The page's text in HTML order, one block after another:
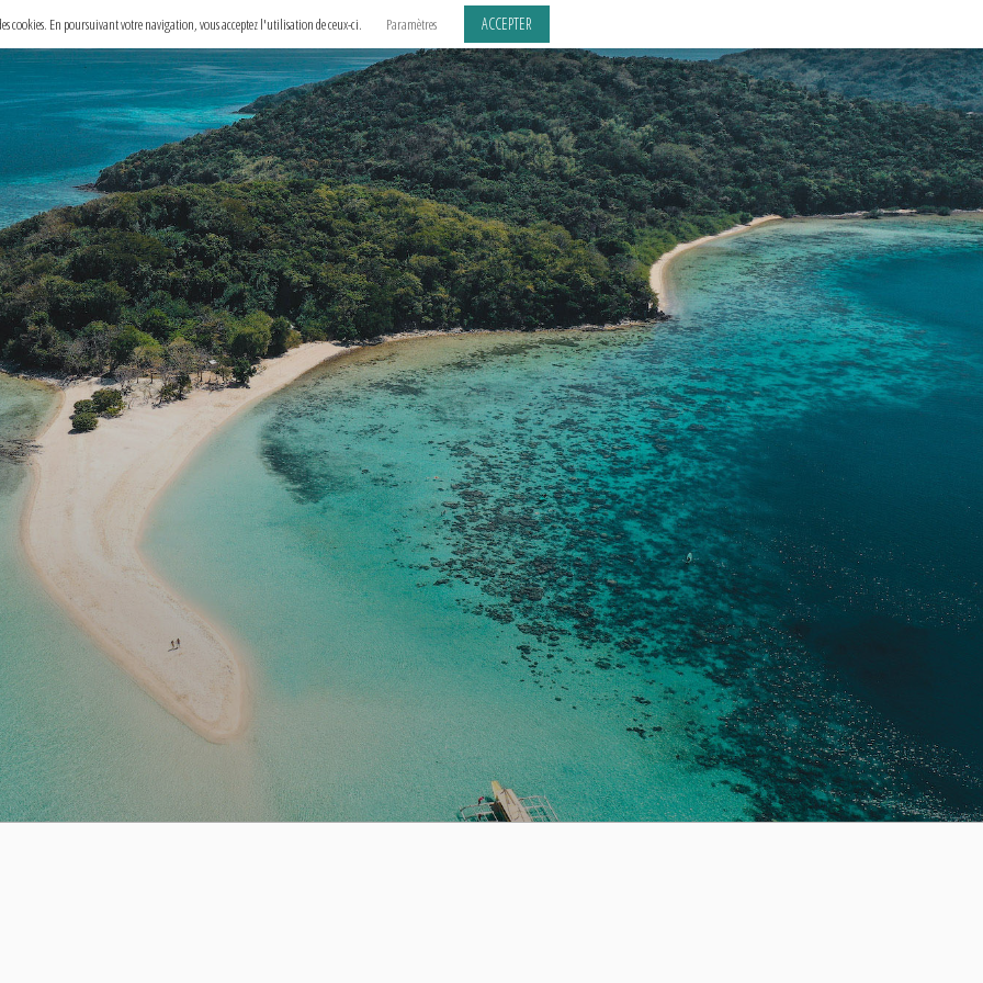
cookies. En poursuivant votre navigation, vous acceptez l'utilisation de ceux-ci. Paramètres ACCEPTER